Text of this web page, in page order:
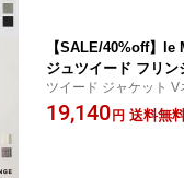
【SALE/40%off】le
ジュツイード フリン
ット ドロップショル
レーヨン ウール スラ
ツイード ジャケット V
ジュアル ルメランジェ
ェ
19,140 円 送料無